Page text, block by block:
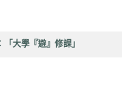
大學『避』修課」